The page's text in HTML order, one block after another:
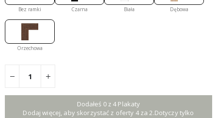
Bez ramki Czarna Biała Dębowa
Orzechowa
Dodałeś 0 z 4 Plakaty
Dodaj więcej, aby skorzystać z oferty 4 za 2.Dotyczy tylko